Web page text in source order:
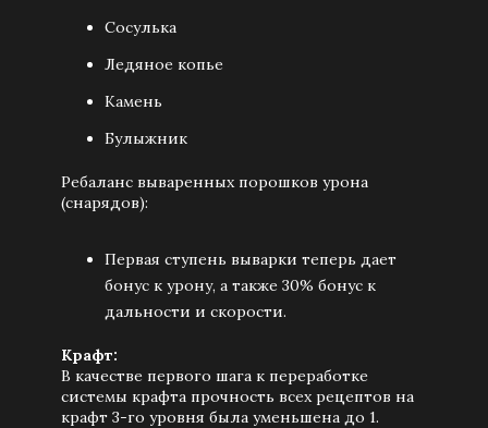
Сосулька
Ледяное копье
Камень
Булыжник
Ребаланс вываренных порошков урона
(снарядов):
Первая ступень выварки теперь дает
бонус к урону, а также 30% бонус к
дальности и скорости.
Крафт:
В качестве первого шага к переработке
системы крафта прочность всех рецептов на
крафт 3-го уровня была уменьшена до 1.